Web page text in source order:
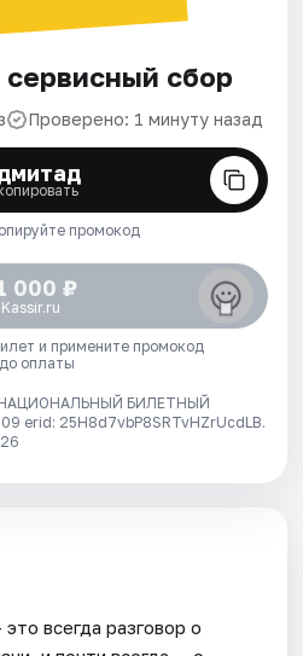
сервисный сбор
Проверено: 1 минуту назад
промокод
000 ₽
и примените промокод
до оплаты
БИЛЕТНЫЙ
erid: 25H8d7vbP8SRTvHZrUcdLB.
всегда разговор о